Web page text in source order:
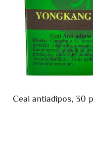
Ceai antiadipos, 30